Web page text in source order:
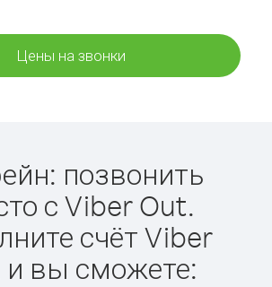
Цены на звонки
позвонить
с Viber Out.
счёт Viber
и вы сможете: